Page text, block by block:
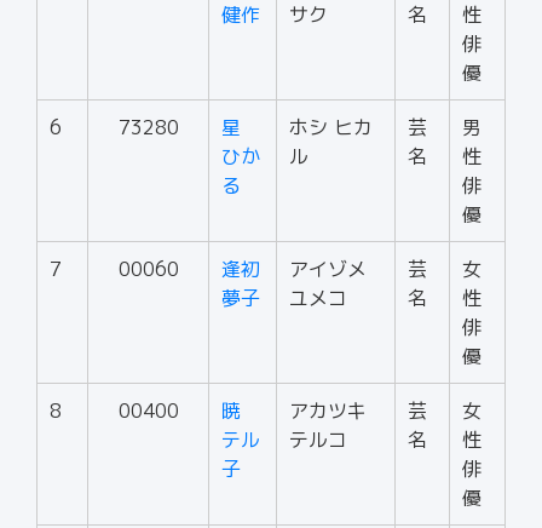
健作
サク
名
性
俳
優
6 73280
星
ひか
る
ホシ ヒカ
ル
芸
名
男
性
俳
優
7 00060
逢初
夢子
アイゾメ
ユメコ
芸
名
女
性
俳
優
8 00400
暁
テル
子
アカツキ
テルコ
芸
名
女
性
俳
優